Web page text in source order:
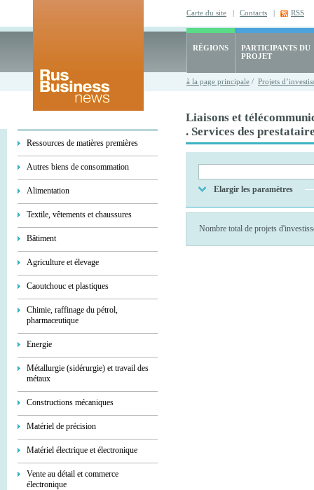
Carte du site | Contacts | RSS
RÉGIONS
PARTICIPANTS DU
PROJET
à la page principale / Projets
Ressources de matières premières
Autres biens de consommation
Alimentation
Textile, vêtements et chaussures
Bâtiment
Agriculture et élevage
Caoutchouc et plastiques
Chimie, raffinage du pétrol,
pharmaceutique
Energie
Métallurgie (sidérurgie) et travail des
métaux
Constructions mécaniques
Matériel de précision
Matériel électrique et électronique
Vente au détail et commerce
électronique
Liaisons et
. Services des
Elargir les paramètres
Nombre total de projets